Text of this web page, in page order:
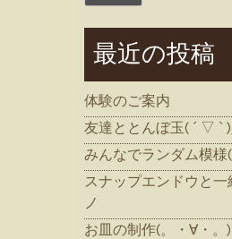
最近の投稿
体験のご案内
友達ととんぼ玉( ´ ▽ `
みんなでランダム模
スナップエンドウと
ノ
お皿の制作(。・∀・。)